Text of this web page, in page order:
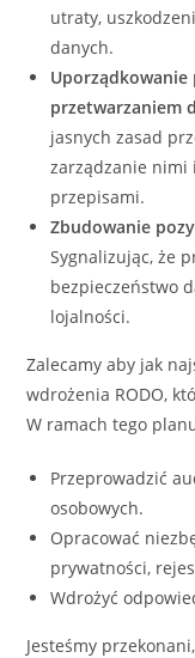
utraty,
danych.
Uporządkowanie
przetwarzaniem
jasnych zasad
zarządzanie nimi
przepisami.
Zbudowanie
Sygnalizując, że
bezpieczeństwo
lojalności.
Zalecamy aby jak
wdrożenia RODO,
W ramach tego
Przeprowadzić
osobowych.
Opracować
prywatności,
Wdrożyć
Jesteśmy